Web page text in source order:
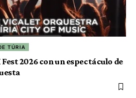
TÚRIA
2026 con un espectáculo de